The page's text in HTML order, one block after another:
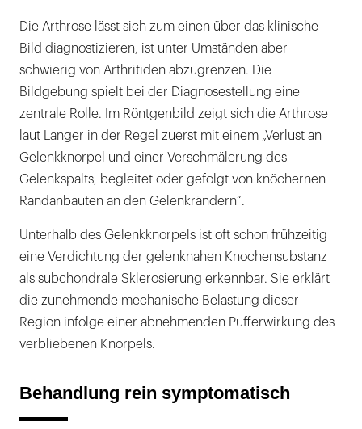
Die Arthrose lässt sich zum einen über das klinische
Bild diagnostizieren, ist unter Umständen aber
schwierig von Arthritiden abzugrenzen. Die
Bildgebung spielt bei der Diagnosestellung eine
zentrale Rolle. Im Röntgenbild zeigt sich die Arthrose
laut Langer in der Regel zuerst mit einem „Verlust an
Gelenkknorpel und einer Verschmälerung des
Gelenkspalts, begleitet oder gefolgt von knöchernen
Randanbauten an den Gelenkrändern“.
Unterhalb des Gelenkknorpels ist oft schon frühzeitig
eine Verdichtung der gelenknahen Knochensubstanz
als subchondrale Sklerosierung erkennbar. Sie erklärt
die zunehmende mechanische Belastung dieser
Region infolge einer abnehmenden Pufferwirkung des
verbliebenen Knorpels.
Behandlung rein symptomatisch